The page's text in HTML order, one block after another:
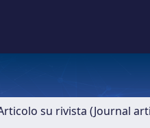
su rivista (Journal